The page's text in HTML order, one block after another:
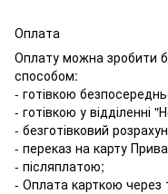
Оплата
Оплату можна зробити
способом:
- готівкою
- готівкою у відділенні
- безготівковий
- переказ на карту
- післяплатою;
- Оплата карткою через